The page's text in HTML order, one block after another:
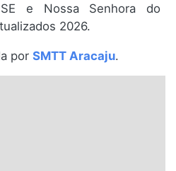
e Nossa Senhora do
2026.
por SMTT Aracaju.